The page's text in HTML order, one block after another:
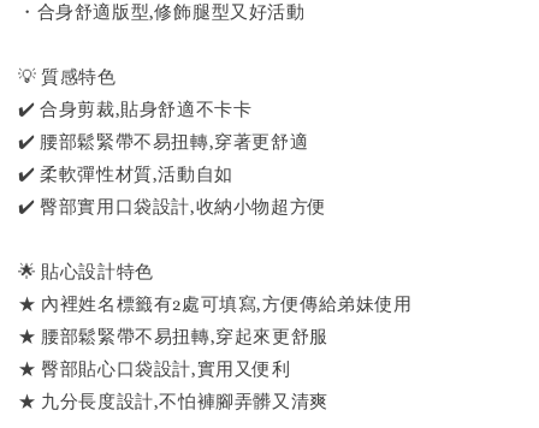
・合身舒適版型,修飾腿型又好活動
💡 質感特色
✔️ 合身剪裁,貼身舒適不卡卡
✔️ 腰部鬆緊帶不易扭轉,穿著更舒適
✔️ 柔軟彈性材質,活動自如
✔️ 臀部實用口袋設計,收納小物超方便
🌟 貼心設計特色
★ 內裡姓名標籤有2處可填寫,方便傳給弟妹使用
★ 腰部鬆緊帶不易扭轉,穿起來更舒服
★ 臀部貼心口袋設計,實用又便利
★ 九分長度設計,不怕褲腳弄髒又清爽